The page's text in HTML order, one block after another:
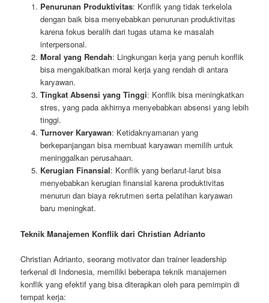
Penurunan Produktivitas: Konflik yang tidak terkelola
dengan baik bisa menyebabkan penurunan produktivitas
karena fokus beralih dari tugas utama ke masalah
interpersonal.
Moral yang Rendah: Lingkungan kerja yang penuh konflik
bisa mengakibatkan moral kerja yang rendah di antara
karyawan.
Tingkat Absensi yang Tinggi: Konflik bisa meningkatkan
stres, yang pada akhirnya menyebabkan absensi yang lebih
tinggi.
Turnover Karyawan: Ketidaknyamanan yang
berkepanjangan bisa membuat karyawan memilih untuk
meninggalkan perusahaan.
Kerugian Finansial: Konflik yang berlarut-larut bisa
menyebabkan kerugian finansial karena produktivitas
menurun dan biaya rekrutmen serta pelatihan karyawan
baru meningkat.
Teknik Manajemen Konflik dari Christian Adrianto
Christian Adrianto, seorang motivator dan trainer leadership
terkenal di Indonesia, memiliki beberapa teknik manajemen
konflik yang efektif yang bisa diterapkan oleh para pemimpin di
tempat kerja: